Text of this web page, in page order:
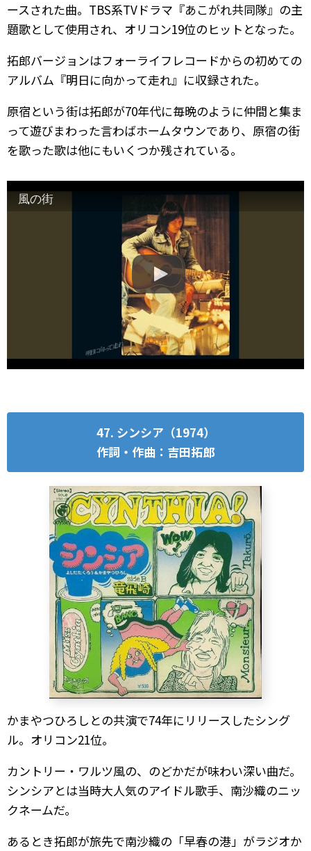
ースされた曲。TBS系TVドラマ『あこがれ共同隊』の主
題歌として使用され、オリコン19位のヒットとなった。
拓郎バージョンはフォーライフレコードからの初めての
アルバム『明日に向かって走れ』に収録された。
原宿という街は拓郎が70年代に毎晩のように仲間と集ま
って遊びまわった言わばホームタウンであり、原宿の街
を歌った歌は他にもいくつか残されている。
風の街
47. シンシア（1974）
作詞・作曲：吉田拓郎
かまやつひろしとの共演で74年にリリースしたシング
ル。オリコン21位。
カントリー・ワルツ風の、のどかだが味わい深い曲だ。
シンシアとは当時大人気のアイドル歌手、南沙織のニッ
クネームだ。
あるとき拓郎が旅先で南沙織の「早春の港」がラジオか